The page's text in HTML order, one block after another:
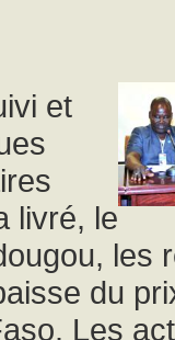
et
livré, le
les
du
Les